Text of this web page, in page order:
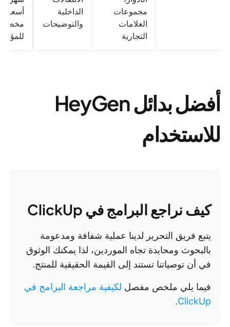
مجموعات
العلامات
التجارية
الداخلية
والتوضيحات
أسعار
أفضل بدائل HeyGen
للاستخدام
كيف نراجع البرامج في ClickUp
يتبع فريق التحرير لدينا عملية شفافة ومدعومة
بالبحوث ومحايدة تجاه الموردين، لذا يمكنك الوثوق
في أن توصياتنا تستند إلى القيمة الحقيقية للمنتج.
فيما يلي ملخص مفصل لكيفية مراجعة البرامج في
ClickUp
.